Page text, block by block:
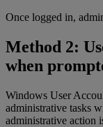
Once logged in,
Method 2:
when
Windows User
administrative tasks
administrative action